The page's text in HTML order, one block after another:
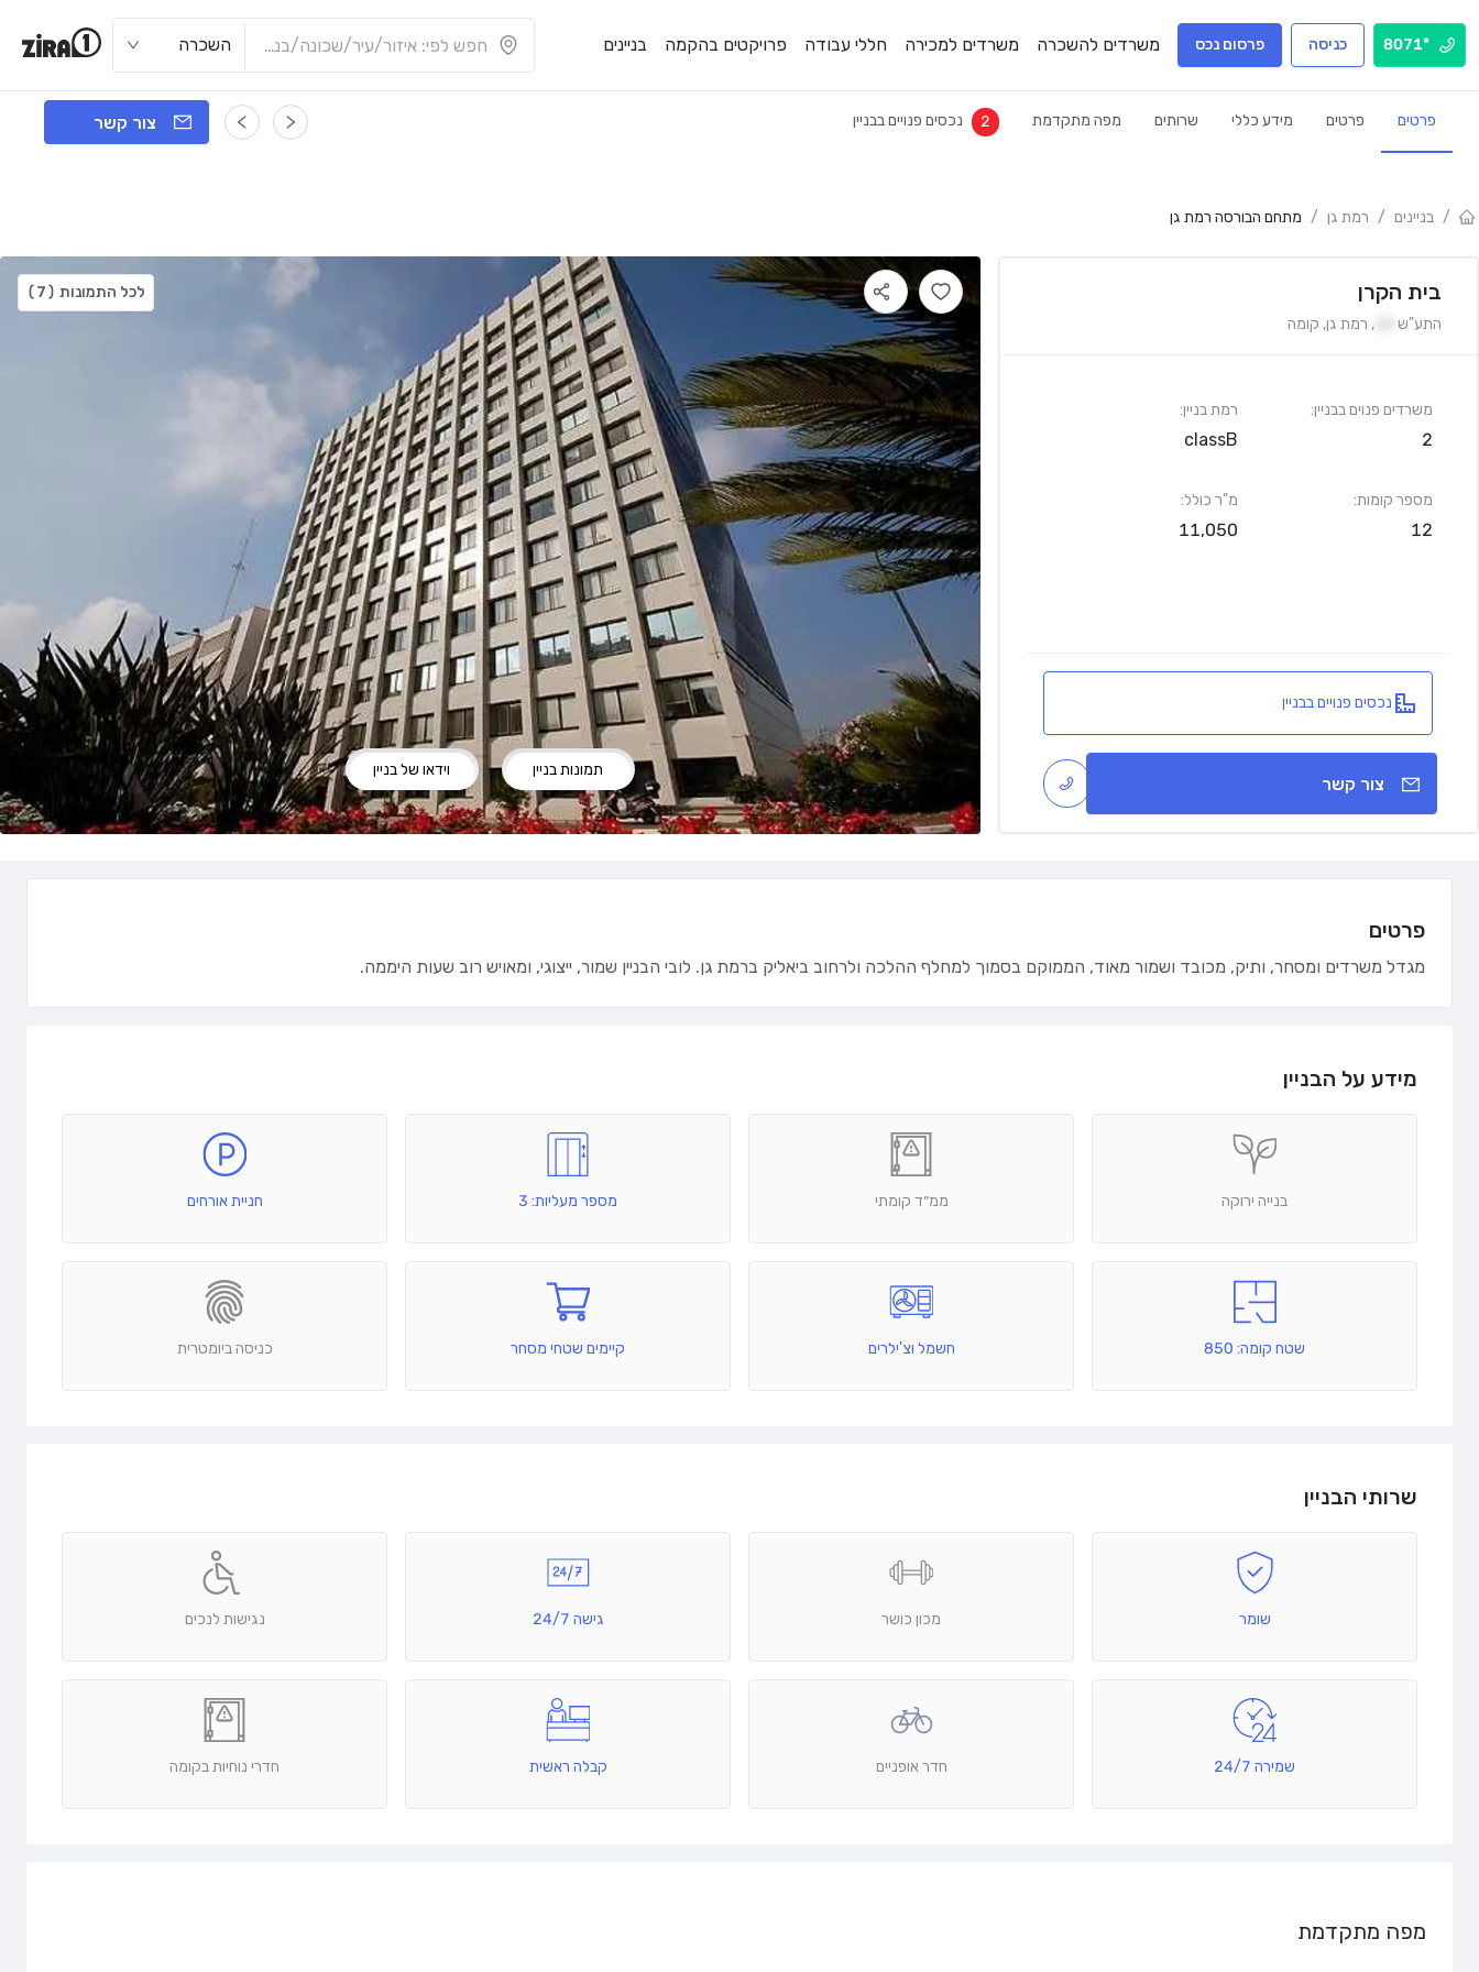
*8071 כניסה פרסום נכס משרדים להשכרה משרדים למכירה חללי עבודה פרויקטים בהקמה בניינים השכרה
פרטים פרטים מידע כללי שרותים מפה מתקדמת 2 נכסים פנויים בבניין צור קשר
/ בניינים / רמת גן / מתחם הבורסה רמת גן
בית הקרן
התע"ש , רמת גן, קומה
משרדים פנוים בבניין:
2
מספר קומות:
12
רמת בניין:
classB
מ"ר כולל:
11,050
נכסים פנויים בבניין
צור קשר
תמונות בניין וידאו של בניין
לכל התמונות (7)
פרטים
מגדל משרדים ומסחר, ותיק, מכובד ושמור מאוד, הממוקם בסמוך למחלף ההלכה ולרחוב ביאליק ברמת גן. לובי הבניין שמור, ייצוגי, ומאויש רוב שעות היממה.
מידע על הבניין
בנייה ירוקה ממ״ד קומתי מספר מעליות: 3 חניית אורחים
שטח קומה: 850 חשמל וצ'ילרים קיימים שטחי מסחר כניסה ביומטרית
שרותי הבניין
שומר מכון כושר גישה 24/7 נגישות לנכים
שמירה 24/7 חדר אופניים קבלה ראשית חדרי נוחיות בקומה
מפה מתקדמת